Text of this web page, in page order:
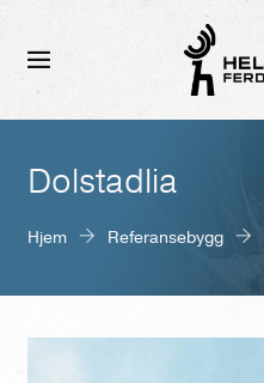
Dolstadlia
Hjem Referansebygg